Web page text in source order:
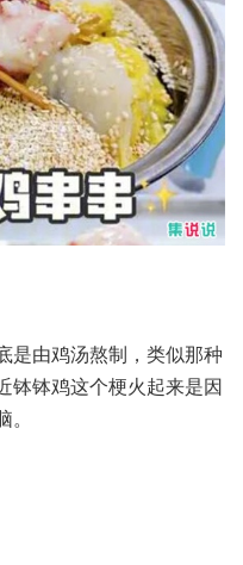
是由鸡汤熬制，类似那种
钵钵鸡这个梗火起来是因